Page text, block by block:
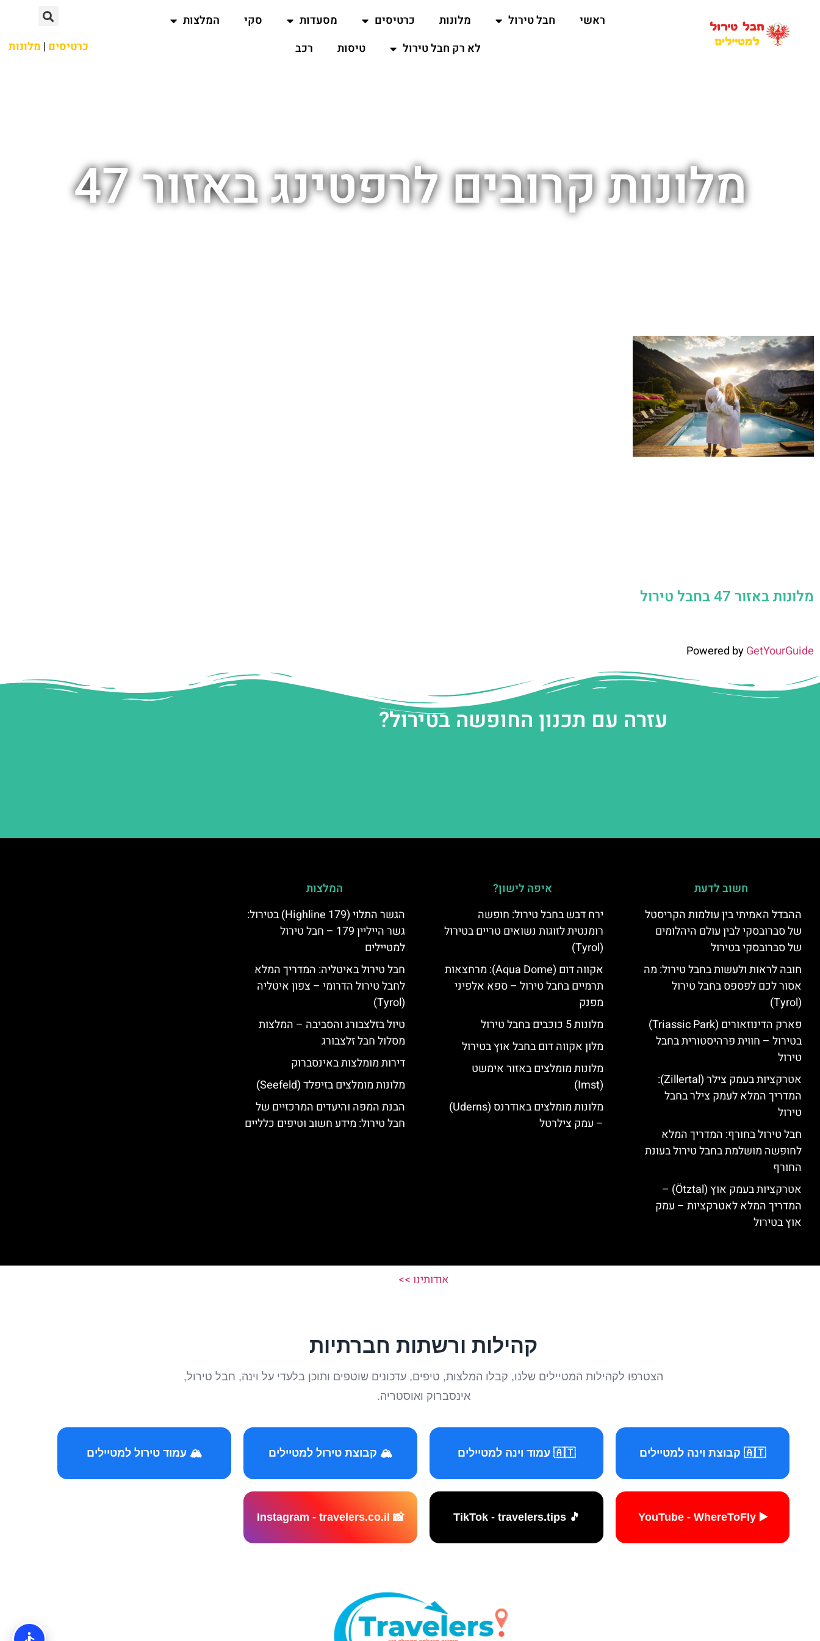
ראשי חבל טירול מלונות כרטיסים מסעדות סקי
המלצות
לא רק חבל טירול
טיסות רכב כרטיסים | מלונות
מלונות קרובים לרפטינג באזור 47
מלונות באזור 47 בחבל טירול
Powered byGetYourGuide
עזרה עם תכנון החופשה בטירול?
חשוב לדעת
ההבדל האמיתי בין עולמות הקריסטל
של סברובסקי לבין עולם היהלומים
של סברובסקי בטירול
חובה לראות ולעשות בחבל טירול: מה
אסור לכם לפספס בחבל טירול
(Tyrol)
פארק הדינוזאורים (Triassic Park)
בטירול – חווית פרהיסטורית בחבל
טירול
אטרקציות בעמק צילר (Zillertal):
המדריך המלא לעמק צילר בחבל
טירול
חבל טירול בחורף: המדריך המלא
לחופשה מושלמת בחבל טירול בעונת
החורף
אטרקציות בעמק אוץ (Ötztal) –
המדריך המלא לאטרקציות – עמק
אוץ בטירול
איפה לישון?
ירח דבש בחבל טירול: חופשה
רומנטית לזוגות נשואים טריים בטירול
(Tyrol)
אקווה דום (Aqua Dome): מרחצאות
תרמיים בחבל טירול – ספא אלפיני
מפנק
מלונות 5 כוכבים בחבל טירול
מלון אקווה דום בחבל אוץ בטירול
מלונות מומלצים באזור אימשט
(Imst)
מלונות מומלצים באודרנס (Uderns)
– עמק צילרטל
המלצות
הגשר התלוי (Highline 179) בטירול:
גשר הייליין 179 – חבל טירול
למטיילים
חבל טירול באיטליה: המדריך המלא
לחבל טירול הדרומי – צפון איטליה
(Tyrol)
טיול בזלצבורג והסביבה – המלצות
מסלול חבל זלצבורג
דירות מומלצות באינסברוק
מלונות מומלצים בזיפלד (Seefeld)
הבנת המפה והיעדים המרכזיים של
חבל טירול: מידע חשוב וטיפים כלליים
אודותינו >>
קהילות ורשתות חברתיות
הצטרפו לקהילות המטיילים שלנו, קבלו המלצות, טיפים, עדכונים שוטפים ותוכן בלעדי על וינה, חבל טירול,
אינסברוק ואוסטריה.
🇦🇹 קבוצת וינה למטיילים 🇦🇹 עמוד וינה למטיילים 🏔️ קבוצת טירול למטיילים 🏔️ עמוד טירול למטיילים
▶️ YouTube - WhereToFly
🎵 TikTok - travelers.tips
📸 Instagram - travelers.co.il